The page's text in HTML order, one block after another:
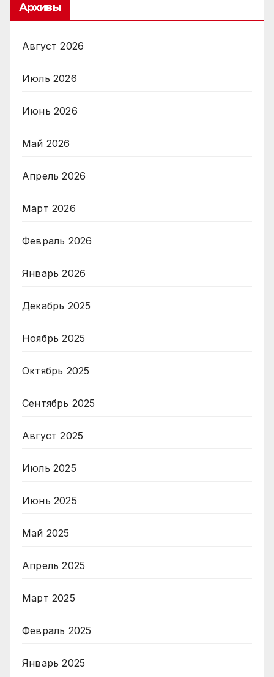
Архивы
Август 2026
Июль 2026
Июнь 2026
Май 2026
Апрель 2026
Март 2026
Февраль 2026
Январь 2026
Декабрь 2025
Ноябрь 2025
Октябрь 2025
Сентябрь 2025
Август 2025
Июль 2025
Июнь 2025
Май 2025
Апрель 2025
Март 2025
Февраль 2025
Январь 2025